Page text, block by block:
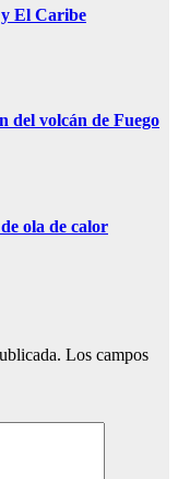
El Caribe
del volcán de Fuego
ola de calor
Los campos